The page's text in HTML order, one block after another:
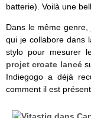
batterie). Voilà une
Dans le même genre,
qui je collabore dans
stylo pour mesurer
projet croate lancé
Indiegogo a déjà
comment il est